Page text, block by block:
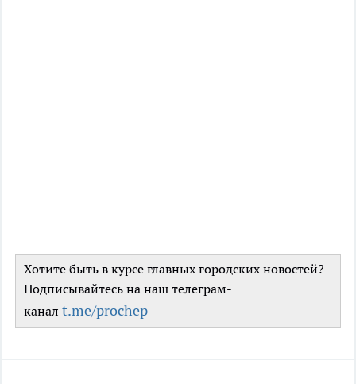
Хотите быть в курсе главных городских новостей?
Подписывайтесь на наш телеграм-
канал t.me/prochep